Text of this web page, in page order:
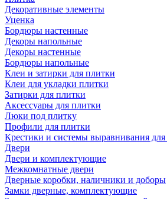
Декоративные элементы
Уценка
Бордюры настенные
Декоры напольные
Декоры настенные
Бордюры напольные
Клеи и затирки для плитки
Клеи для укладки плитки
Затирки для плитки
Аксессуары для плитки
Люки под плитку
Профили для плитки
Крестики и системы выравнивания
Двери
Двери и комплектующие
Межкомнатные двери
Дверные коробки, наличники и доборы
Замки дверные, комплектующие